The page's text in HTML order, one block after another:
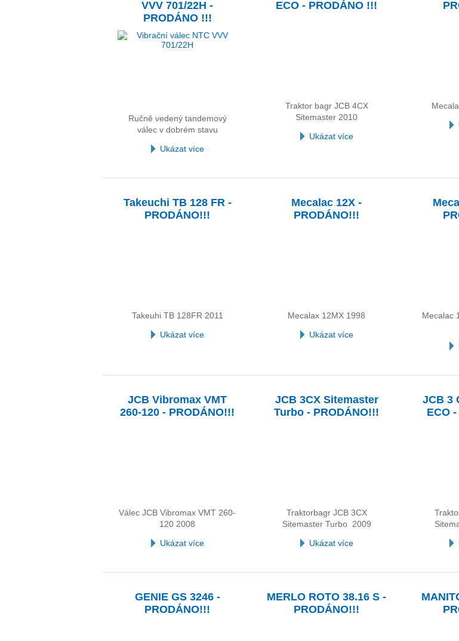
VVV 701/22H -
PRODÁNO !!!
Ručně vedený tandemový
válec v dobrém stavu
Ukázat více
ECO - PRODÁNO !!!
Traktor bagr JCB 4CX
Sitemaster 2010
Ukázat více
Takeuchi TB 128 FR -
PRODÁNO!!!
Takeuhi TB 128FR 2011
Ukázat více
Mecalac 12X -
PRODÁNO!!!
Mecalax 12MX 1998
Ukázat více
Mecalac
JCB Vibromax VMT
260-120 - PRODÁNO!!!
Válec JCB Vibromax VMT 260-
120 2008
Ukázat více
JCB 3CX Sitemaster
Turbo - PRODÁNO!!!
Traktorbagr JCB 3CX
Sitemaster Turbo 2009
Ukázat více
JCB 3
ECO
GENIE GS 3246 -
PRODÁNO!!!
MERLO ROTO 38.16 S -
PRODÁNO!!!